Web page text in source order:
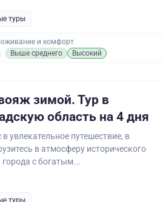
туры
и комфорт
Выше среднего
Высокий
зимой. Тур в
область на 4 дня
увлекательное путешествие, в
в атмосферу исторического
с богатым...
туры